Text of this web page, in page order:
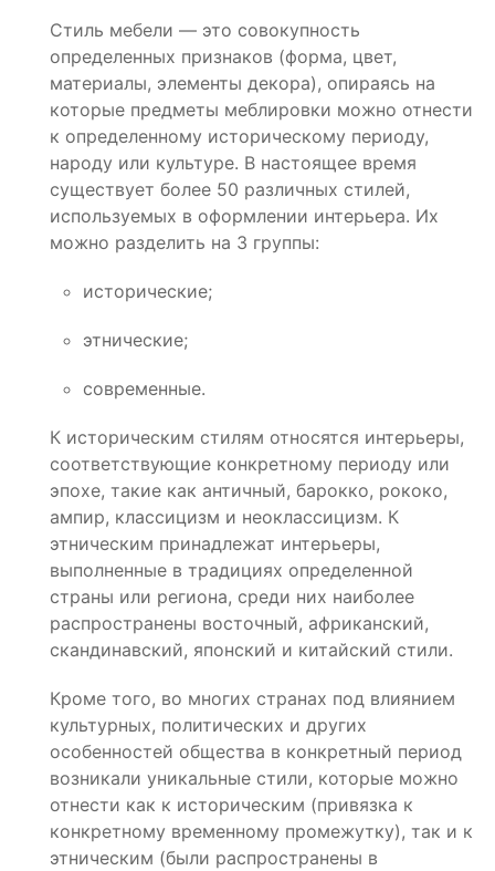
Стиль мебели — это совокупность
определенных признаков (форма, цвет,
материалы, элементы декора), опираясь на
которые предметы меблировки можно отнести
к определенному историческому периоду,
народу или культуре. В настоящее время
существует более 50 различных стилей,
используемых в оформлении интерьера. Их
можно разделить на 3 группы:
исторические;
этнические;
современные.
К историческим стилям относятся интерьеры,
соответствующие конкретному периоду или
эпохе, такие как античный, барокко, рококо,
ампир, классицизм и неоклассицизм. К
этническим принадлежат интерьеры,
выполненные в традициях определенной
страны или региона, среди них наиболее
распространены восточный, африканский,
скандинавский, японский и китайский стили.
Кроме того, во многих странах под влиянием
культурных, политических и других
особенностей общества в конкретный период
возникали уникальные стили, которые можно
отнести как к историческим (привязка к
конкретному временному промежутку), так и к
этническим (были распространены в